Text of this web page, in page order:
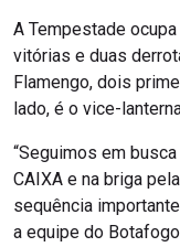
A Tempestade
vitórias e duas
Flamengo, dois
lado, é o vice-
“Seguimos em
CAIXA e na briga
sequência
a equipe do